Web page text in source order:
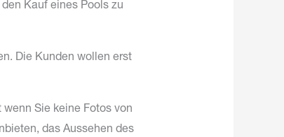
Kauf eines Pools zu
Die Kunden wollen erst
Sie keine Fotos von
das Aussehen des